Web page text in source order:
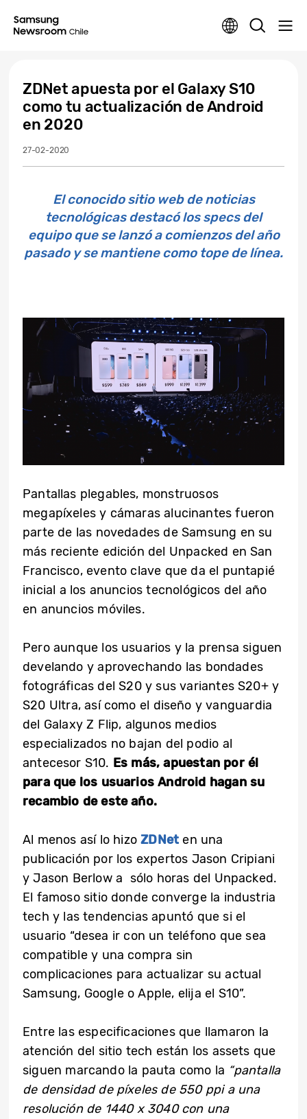
ZDNet apuesta por el Galaxy S10
como tu actualización de Android
en 2020
27-02-2020
El conocido sitio web de noticias
tecnológicas destacó los specs del
equipo que se lanzó a comienzos del año
pasado y se mantiene como tope de línea.
Pantallas plegables, monstruosos
megapíxeles y cámaras alucinantes fueron
parte de las novedades de Samsung en su
más reciente edición del Unpacked en San
Francisco, evento clave que da el puntapié
inicial a los anuncios tecnológicos del año
en anuncios móviles.
Pero aunque los usuarios y la prensa siguen
develando y aprovechando las bondades
fotográficas del S20 y sus variantes S20+ y
S20 Ultra, así como el diseño y vanguardia
del Galaxy Z Flip, algunos medios
especializados no bajan del podio al
antecesor S10. Es más, apuestan por él
para que los usuarios Android hagan su
recambio de este año.
Al menos así lo hizoZDNet en una
publicación por los expertos Jason Cripiani
y Jason Berlow a sólo horas del Unpacked.
El famoso sitio donde converge la industria
tech y las tendencias apuntó que si el
usuario “desea ir con un teléfono que sea
compatible y una compra sin
complicaciones para actualizar su actual
Samsung, Google o Apple, elija el S10”.
Entre las especificaciones que llamaron la
atención del sitio tech están los assets que
siguen marcando la pauta como la “pantalla
de densidad de píxeles de 550 ppi a una
resolución de 1440 x 3040 con una